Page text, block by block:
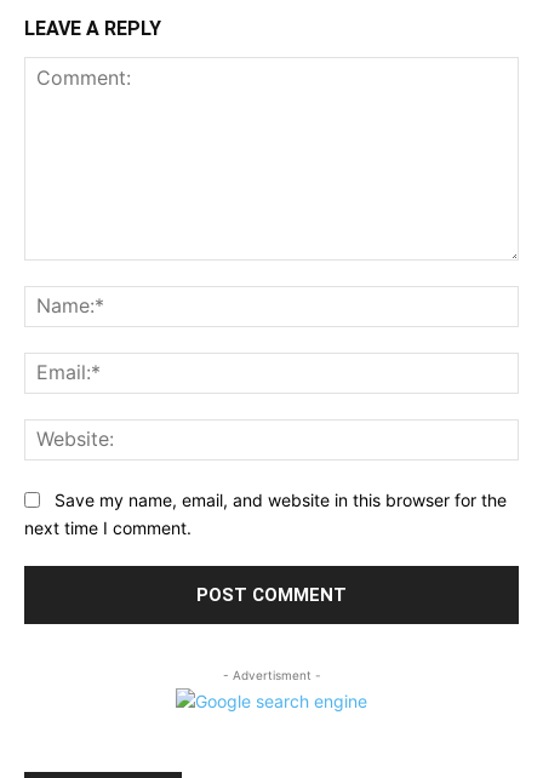
LEAVE A REPLY
Save my name, email, and website in this browser for the
next time I comment.
- Advertisment -